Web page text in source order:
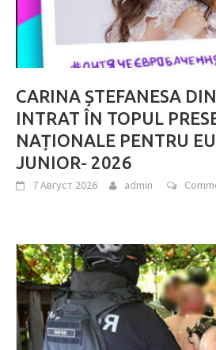
CARINA ȘTEFANESA
INTRAT ÎN TOPUL
NAȚIONALE PENTRU
JUNIOR- 2026
7 Август 2026 admin